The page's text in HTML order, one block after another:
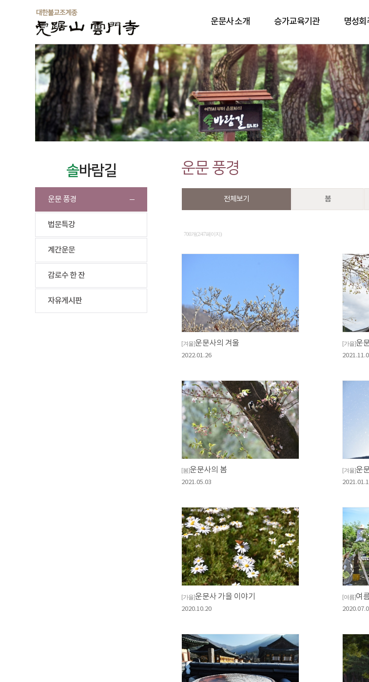
운문사 소개 승가교육기관 명성회
솔바람길
솔바람길
운문 풍경
법문특강
계간운문
감로수 한 잔
자유게시판
운문 풍경
전체보기 봄
700개(2/47페이지)
[겨울]운문사의 겨울
2022.01.26
[가을]운
[봄]운문사의 봄
2021.05.03
[겨울]운
[가을]운문사 가을 이야기
2020.10.20
[여름]여